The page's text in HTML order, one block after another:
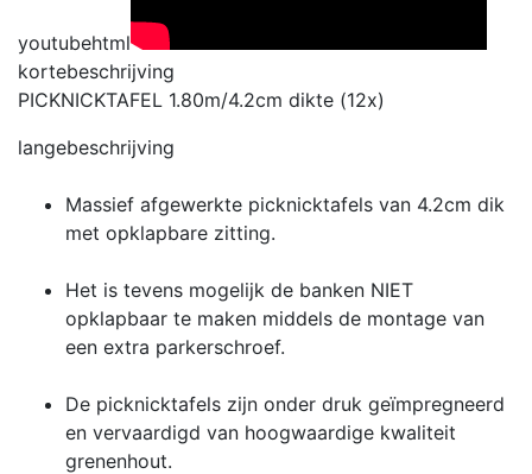
youtubehtml
kortebeschrijving
PICKNICKTAFEL 1.80m/4.2cm dikte (12x)
langebeschrijving
Massief afgewerkte picknicktafels van 4.2cm dik
met opklapbare zitting.
Het is tevens mogelijk de banken NIET
opklapbaar te maken middels de montage van
een extra parkerschroef.
De picknicktafels zijn onder druk geïmpregneerd
en vervaardigd van hoogwaardige kwaliteit
grenenhout.